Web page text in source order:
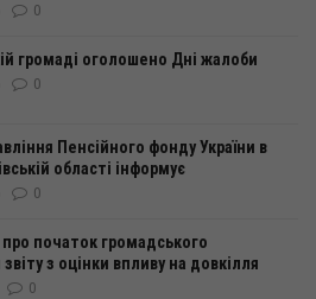
0
громаді оголошено Дні жалоби
0
Пенсійного фонду України в
області інформує
0
початок громадського
з оцінки впливу на довкілля
0